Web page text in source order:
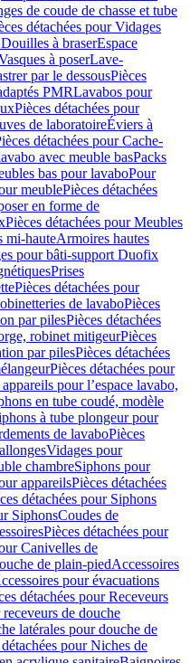
de coude de chasse et tube
détachées pour Vidages
à braserEspace
à poserLave-
par le dessousPièces
PMRLavabos pour
Pièces détachées pour
de laboratoireÉviers à
détachées pour Cache-
avec meuble basPacks
bas pour lavaboPour
meublePièces détachées
en forme de
Pièces détachées pour Meubles
mi-hauteArmoires hautes
pour bâti-support Duofix
Prises
Pièces détachées pour
de lavaboPièces
par pilesPièces détachées
robinet mitigeurPièces
par pilesPièces détachées
Pièces détachées pour
pour l’espace lavabo,
en tube coudé, modèle
à tube plongeur pour
de lavaboPièces
Vidages pour
chambreSiphons pour
appareilsPièces détachées
détachées pour Siphons
SiphonsCoudes de
Pièces détachées pour
Canivelles de
de plain-piedAccessoires
pour évacuations
détachées pour Receveurs
de douche
latérales pour douche de
pour Niches de